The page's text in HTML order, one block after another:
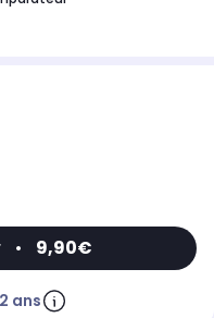
• 9,90€
2 ans